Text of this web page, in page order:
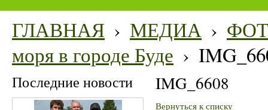
ГЛАВНАЯ › МЕДИА ›
моря в городе Буде ›
Последние новости IMG_6608
Вернуться к списку